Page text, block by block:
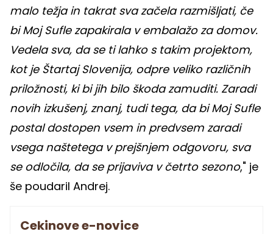
malo težja in takrat sva začela razmišljati, če
bi Moj Sufle zapakirala v embalažo za domov.
Vedela sva, da se ti lahko s takim projektom,
kot je Štartaj Slovenija, odpre veliko različnih
priložnosti, ki bi jih bilo škoda zamuditi. Zaradi
novih izkušenj, znanj, tudi tega, da bi Moj Sufle
postal dostopen vsem in predvsem zaradi
vsega naštetega v prejšnjem odgovoru, sva
se odločila, da se prijaviva v četrto sezono," je
še poudaril Andrej.
Cekinove e-novice